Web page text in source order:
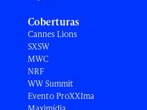
Coberturas
Cannes Lions
SXSW
MWC
NRF
WW Summit
Evento ProXXIma